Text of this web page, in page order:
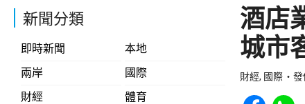
新聞分類
即時新聞
本地
兩岸
國際
財經
體育
酒店
城市
財經, 國際 發
Share toShare